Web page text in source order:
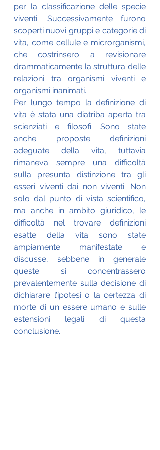
per la classificazione delle specie
viventi. Successivamente furono
scoperti nuovi gruppi e categorie di
vita, come cellule e microrganismi,
che costrinsero a revisionare
drammaticamente la struttura delle
relazioni tra organismi viventi e
organismi inanimati.
Per lungo tempo la definizione di
vita è stata una diatriba aperta tra
scienziati e filosofi. Sono state
anche proposte definizioni
adeguate della vita, tuttavia
rimaneva sempre una difficoltà
sulla presunta distinzione tra gli
esseri viventi dai non viventi. Non
solo dal punto di vista scientifico,
ma anche in ambito giuridico, le
difficoltà nel trovare definizioni
esatte della vita sono state
ampiamente manifestate e
discusse, sebbene in generale
queste si concentrassero
prevalentemente sulla decisione di
dichiarare l’ipotesi o la certezza di
morte di un essere umano e sulle
estensioni legali di questa
conclusione.